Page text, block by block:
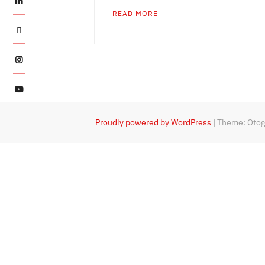
Twitter
Instagram
YouTube
READ MORE
Proudly powered by WordPress |Theme: